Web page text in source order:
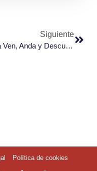
Siguiente
Ruta Ven, Anda y Descubre febrero
Política de cookies